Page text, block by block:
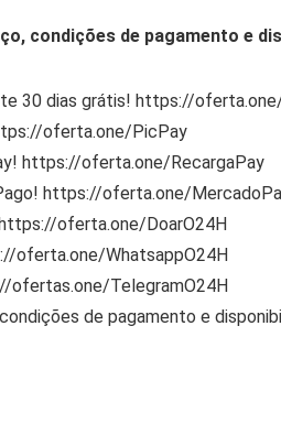
condições de pagamento e
30 dias grátis! https://
oferta.one/PicPay
https://oferta.one/RecargaPay
https://oferta.one/
oferta.one/DoarO24H
oferta.one/WhatsappO24H
ofertas.one/TelegramO24H
de pagamento e